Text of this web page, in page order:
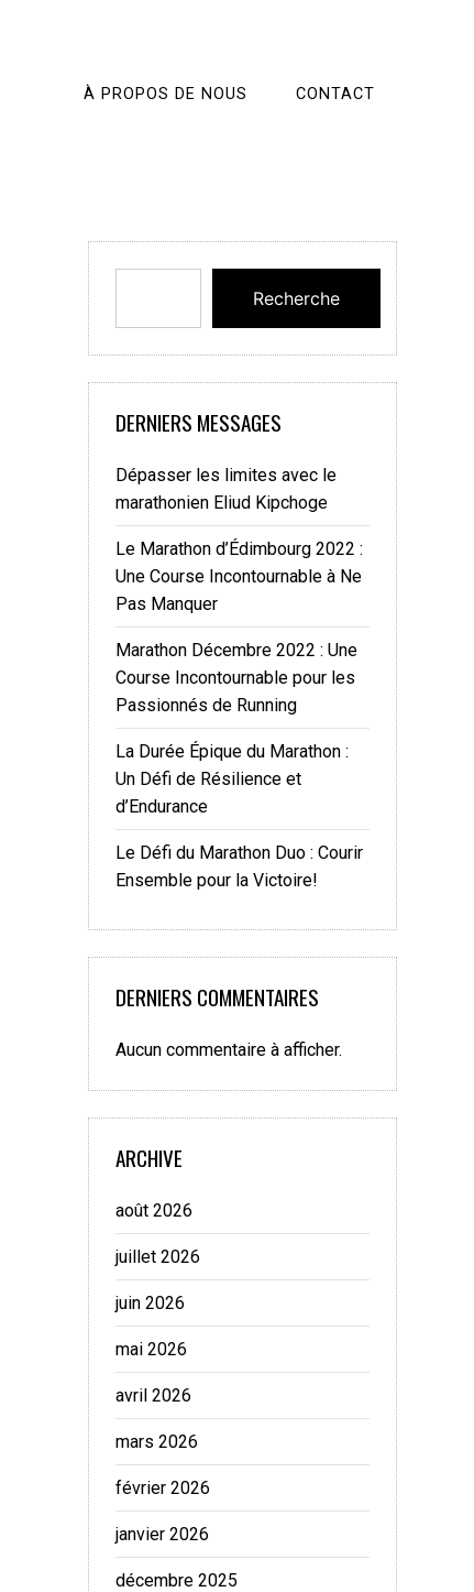
À PROPOS DE NOUS CONTACT
Recherche
DERNIERS MESSAGES
Dépasser les limites avec le
marathonien Eliud Kipchoge
Le Marathon d’Édimbourg 2022 :
Une Course Incontournable à Ne
Pas Manquer
Marathon Décembre 2022 : Une
Course Incontournable pour les
Passionnés de Running
La Durée Épique du Marathon :
Un Défi de Résilience et
d’Endurance
Le Défi du Marathon Duo : Courir
Ensemble pour la Victoire!
DERNIERS COMMENTAIRES
Aucun commentaire à afficher.
ARCHIVE
août 2026
juillet 2026
juin 2026
mai 2026
avril 2026
mars 2026
février 2026
janvier 2026
décembre 2025